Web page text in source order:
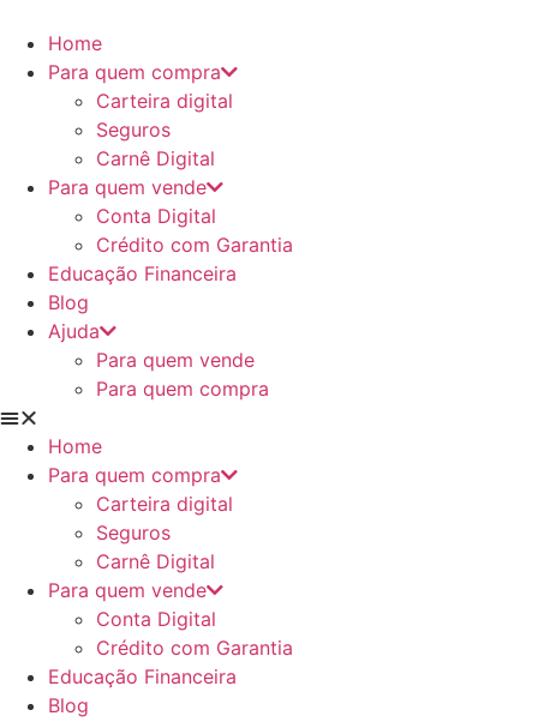
para
conteúdo
Home
Para quem compra
Carteira digital
Seguros
Carnê Digital
Para quem vende
Conta Digital
Crédito com Garantia
Educação Financeira
Blog
Ajuda
Para quem vende
Para quem compra
Home
Para quem compra
Carteira digital
Seguros
Carnê Digital
Para quem vende
Conta Digital
Crédito com Garantia
Educação Financeira
Blog